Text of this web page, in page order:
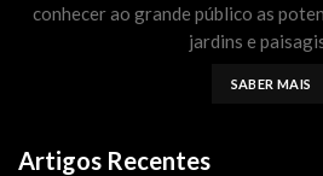
conhecer ao grande público as
jardins e
SABER MAIS
Artigos Recentes